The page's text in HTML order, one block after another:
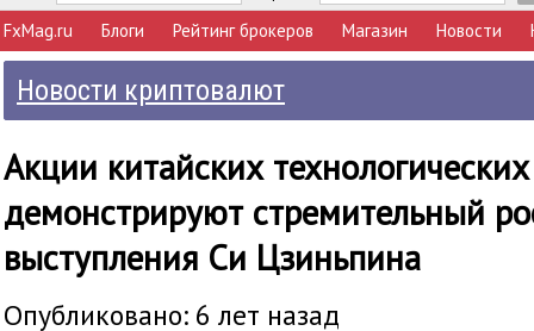
FxMag.ru Блоги Рейтинг брокеров Магазин Новости
Новости криптовалют
Акции китайских
демонстрируют стремительный
выступления Си Цзиньпина
Опубликовано: 6 лет назад